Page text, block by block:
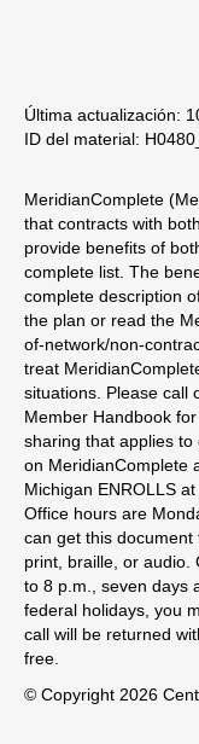
Última actualización:
ID del material:
MeridianComplete
that contracts with
provide benefits of
complete list. The
complete description
the plan or read the
of-network/non-
treat
situations. Please call
Member Handbook
sharing that applies
on MeridianComplete
Michigan ENROLLS
Office hours are
can get this
print, braille, or audio.
to 8 p.m., seven days
federal holidays, you
call will be returned
free.
© Copyright 2026